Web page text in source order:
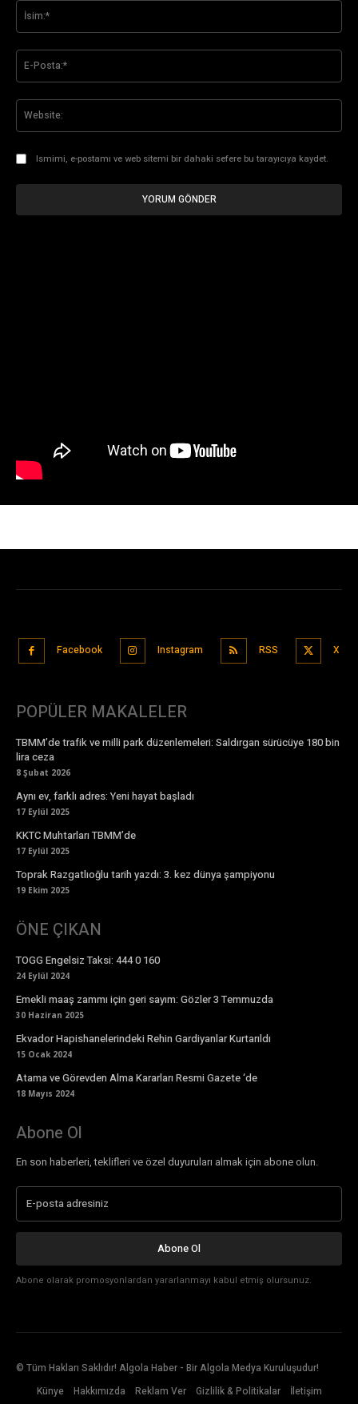
Facebook Instagram RSS X
POPÜLER MAKALELER
TBMM’de trafik ve milli park düzenlemeleri: Saldırgan sürücüye 180 bin
lira ceza
8 Şubat 2026
Aynı ev, farklı adres: Yeni hayat başladı
17 Eylül 2025
KKTC Muhtarları TBMM’de
17 Eylül 2025
Toprak Razgatlıoğlu tarih yazdı: 3. kez dünya şampiyonu
19 Ekim 2025
ÖNE ÇIKAN
TOGG Engelsiz Taksi: 444 0 160
24 Eylül 2024
Emekli maaş zammı için geri sayım: Gözler 3 Temmuzda
30 Haziran 2025
Ekvador Hapishanelerindeki Rehin Gardiyanlar Kurtarıldı
15 Ocak 2024
Atama ve Görevden Alma Kararları Resmi Gazete ‘de
18 Mayıs 2024
Abone Ol
En son haberleri, teklifleri ve özel duyuruları almak için abone olun.
Abone Ol
Abone olarak promosyonlardan yararlanmayı kabul etmiş olursunuz.
© Tüm Hakları Saklıdır! Algola Haber - Bir Algola Medya Kuruluşudur!
Künye
Hakkımızda Reklam Ver Gizlilik & Politikalar İletişim